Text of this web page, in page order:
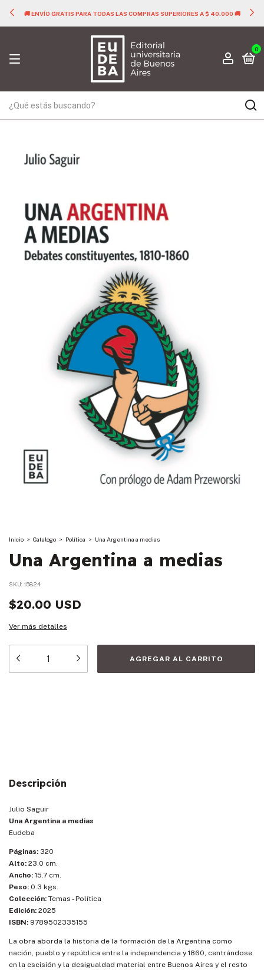
🚚 ENVÍO GRATIS PARA TODAS LAS COMPRAS SUPERIORES A $ 40.000 🚚
0
Inicio > Catalogo > Política > Una Argentina a medias
Una Argentina a medias
SKU: 15824
$20.00 USD
Ver más detalles
Descripción
Julio Saguir
Una Argentina a medias
Eudeba
Páginas: 320
Alto: 23.0 cm.
Ancho: 15.7 cm.
Peso: 0.3 kgs.
Colección: Temas - Política
Edición: 2025
ISBN: 9789502335155
La obra aborda la historia de la formación de la Argentina como
nación, pueblo y república entre la independencia y 1860, centrándose
en la escisión y la desigualdad material entre Buenos Aires y el resto